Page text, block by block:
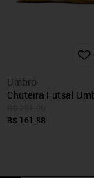
Umbro
Chuteira Futsal
R$ 161,88